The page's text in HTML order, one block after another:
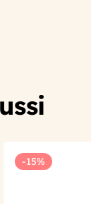
wishlist
-15%